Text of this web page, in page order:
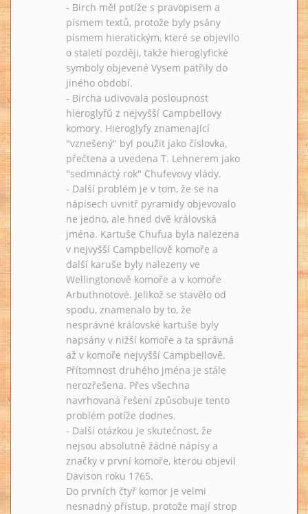
- Birch měl potíže s pravopisem a
písmem textů, protože byly psány
písmem hieratickým, které se objevilo
o staletí později, takže hieroglyfické
symboly objevené Vysem patřily do
jiného období.
- Bircha udivovala posloupnost
hieroglyfů z nejvyšší Campbellovy
komory. Hieroglyfy znamenající
"vznešený" byl použit jako číslovka,
přečtena a uvedena T. Lehnerem jako
"sedmnáctý rok" Chufevovy vlády.
- Další problém je v tom, že se na
nápisech uvnitř pyramidy objevovalo
ne jedno, ale hned dvě královská
jména. Kartuše Chufua byla nalezena
v nejvyšší Campbellově komoře a
další karuše byly nalezeny ve
Wellingtonově komoře a v komoře
Arbuthnotové. Jelikož se stavělo od
spodu, znamenalo by to, že
nesprávné královské kartuše byly
napsány v nižší komoře a ta správná
až v komoře nejvyšší Campbellově.
Přítomnost druhého jména je stále
nerozřešena. Přes všechna
navrhovaná řešení způsobuje tento
problém potíže dodnes.
- Další otázkou je skutečnost, že
nejsou absolutně žádné nápisy a
značky v první komoře, kterou objevil
Davison roku 1765.
Do prvních čtyř komor je velmi
nesnadný přístup, protože mají strop